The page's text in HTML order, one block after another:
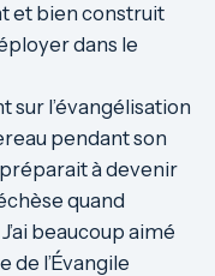
et bien construit
dans le
sur l’évangélisation
pendant son
à devenir
quand
beaucoup aimé
de l’Évangile